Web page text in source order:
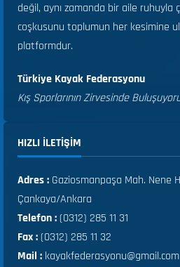
değil, aynı zamanda bir aile ruhuyla
coşkusunu toplumun her kesimine
platformdur.
Türkiye Kayak Federasyonu
Kış Sporlarının Zirvesinde
HIZLI ILETIŞIM
Adres : Gaziosmanpaşa Mah. Nene
Çankaya/Ankara
Telefon :(0312) 285 11 31
Fax :(0312) 285 11 32
Mail : kayakfederasyonu@gmail.com